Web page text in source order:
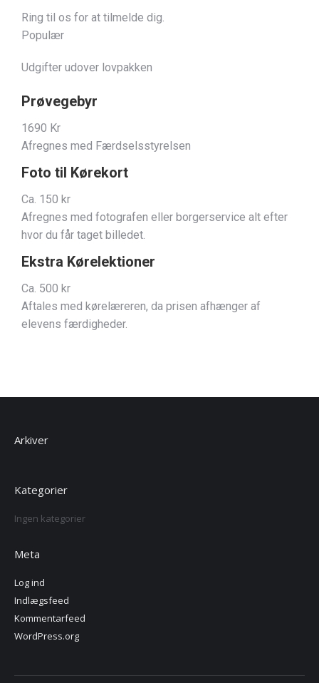
Ring til os for at tilmelde dig.
Populær
Udgifter udover lovpakken
Prøvegebyr
1690 Kr
Afregnes med Færdselsstyrelsen
Foto til Kørekort
Ca. 150 kr
Afregnes med fotografen eller borgerservice alt efter
hvor du får taget billedet.
Ekstra Kørelektioner
Ca. 500 kr
Aftales med kørelæreren, da prisen afhænger af
elevens færdigheder.
Arkiver
Kategorier
Ingen kategorier
Meta
Log ind
Indlægsfeed
Kommentarfeed
WordPress.org